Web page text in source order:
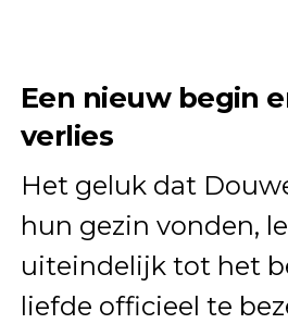
Een nieuw begin
verlies
Het geluk dat
hun gezin vonden,
uiteindelijk tot het
liefde officieel te